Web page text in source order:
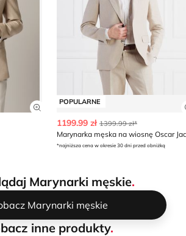
Zobacz szczegóły produktu
POPULARNE
1199.99 zł 1399.99 zł*
*najniższa cena w okresie 30 dni przed obniżką
Marynarki męskie.
Marynarki męskie
inne produkty.